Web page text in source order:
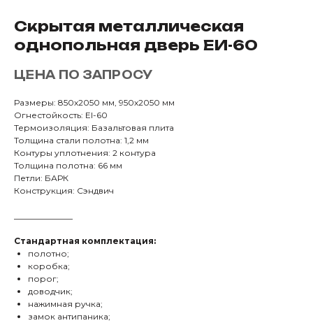
Скрытая металлическая
однопольная дверь ЕИ-60
ЦЕНА ПО ЗАПРОСУ
Размеры: 850х2050 мм, 950х2050 мм
Огнестойкость: EI-60
Термоизоляция: Базальтовая плита
Толщина стали полотна: 1,2 мм
Контуры уплотнения: 2 контура
Толщина полотна: 66 мм
Петли: БАРК
Конструкция: Сэндвич
Стандартная комплектация:
полотно;
коробка;
порог;
доводчик;
нажимная ручка;
замок антипаника;